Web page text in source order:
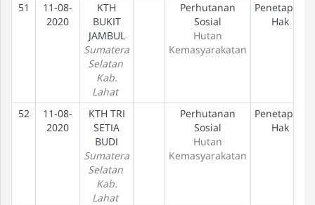
51
11-08-
2020
KTH
BUKIT
JAMBUL
Sumatera
Selatan
Kab.
Lahat
Perhutanan
Sosial
Hutan
Kemasyarakatan
Penetapan
Hak
52
11-08-
2020
KTH TRI
SETIA
BUDI
Sumatera
Selatan
Kab.
Lahat
Perhutanan
Sosial
Hutan
Kemasyarakatan
Penetapan
Hak